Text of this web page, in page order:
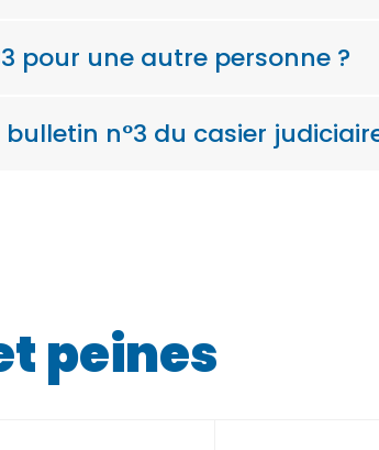
pour une autre personne ?
n°3 du casier
peines